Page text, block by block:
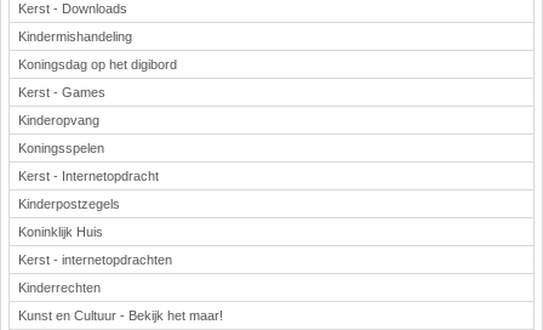
Kerst - Downloads
Kindermishandeling
Koningsdag op het digibord
Kerst - Games
Kinderopvang
Koningsspelen
Kerst - Internetopdracht
Kinderpostzegels
Koninklijk Huis
Kerst - internetopdrachten
Kinderrechten
Kunst en Cultuur - Bekijk het maar!